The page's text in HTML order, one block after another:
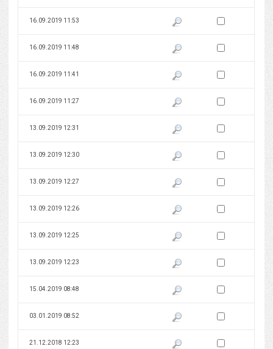
16.09.2019 11:53 Pokaż podgląd wersji z dnia
Zaznacz wersję do
16.09.2019 11:48 Pokaż podgląd wersji z dnia
Zaznacz wersję do
16.09.2019 11:41 Pokaż podgląd wersji z dnia
Zaznacz wersję do
16.09.2019 11:27 Pokaż podgląd wersji z dnia
Zaznacz wersję do
13.09.2019 12:31 Pokaż podgląd wersji z dnia
Zaznacz wersję do
13.09.2019 12:30 Pokaż podgląd wersji z dnia
Zaznacz wersję do
13.09.2019 12:27 Pokaż podgląd wersji z dnia
Zaznacz wersję do
13.09.2019 12:26 Pokaż podgląd wersji z dnia
Zaznacz wersję do
13.09.2019 12:25 Pokaż podgląd wersji z dnia
Zaznacz wersję do
13.09.2019 12:23 Pokaż podgląd wersji z dnia
Zaznacz wersję do
15.04.2019 08:48 Pokaż podgląd wersji z dnia
Zaznacz wersję do
03.01.2019 08:52 Pokaż podgląd wersji z dnia
Zaznacz wersję do
21.12.2018 12:23 Pokaż podgląd wersji z dnia
Zaznacz wersję do